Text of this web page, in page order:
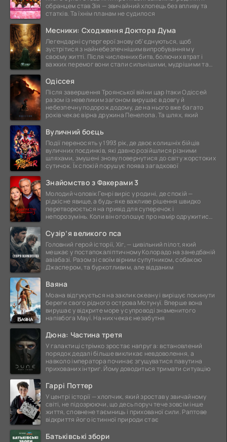
обранцем став Зія — звичайний хлопець без впливу та
статків. Та їхнім планам не судилося
Месники: Сходження Доктора Дума
Легендарні супергерої знову об'єднуються, щоб
зустрітися з найнебезпечнішим випробуванням у
своєму житті. Після численних битв, болючих втрат і
важких перемог вони стали сильнішими, мудрішими та
Одіссея
Після завершення Троянської війни цар Ітаки Одіссей
разом із невеликим загоном вирушає в довгу й
небезпечну подорож додому, де на нього вже багато
років чекає вірна дружина Пенелопа. Та шлях, який
Вуличний боєць
Події переносять у 1993 рік, де двоє колишніх бійців
вуличних поєдинків, які давно розійшлися різними
шляхами, змушені знову повернутися до світу жорстоких
сутичок. Їх спокій порушує поява загадкової
Знайомство з Факерами 3
Молодий чоловік Генрі виріс у родині, де спокій —
рідкісне явище, а будь-яке важливе рішення швидко
перетворюється на привід для суперечок і
непорозумінь. Коли він оголошує про намір одружитися,
Сузір’я великого пса
Головний герой історії, Хіг, — цивільний пілот, який
мешкає у постапокаліптичному Колорадо на занедбаній
авіабазі. Разом зі своїм вірним супутником, собакою
Джаспером, та буркотливим, але відданим
Ваяна
Моана відгукується на заклик океану і вирішує покинути
береги свого рідного острова Мотунуї. Вперше вона
вирушає у відкрите море у супроводі знаменитого
напівбога Мауї. На них чекає незабутня
Дюна: Частина третя
У галактиці стрімко зростає напруга: встановлений
порядок дедалі більше викликає невдоволення, а
навколо імператора починає згущуватися павутина
прихованих інтриг. Йому доводиться тримати ситуацію
Гаррі Поттер
У центрі історії — хлопчик, який зростав у звичайному
світі, не підозрюючи, що десь поруч тече зовсім інше
життя, сповнене таємниць і прихованої сили. Раптове
відкриття його істинної природи стає
Батьківські збори